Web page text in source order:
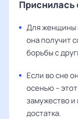
Приснилась
Для женщины
она получит
борьбы с
Если во сне
осенью –
замужество
достатка.